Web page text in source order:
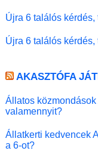
Újra 6 találós
Újra 6 találós
AKASZTÓFA
Állatos
valamennyit?
Állatkerti kedvencek
a 6-ot?